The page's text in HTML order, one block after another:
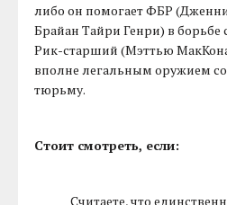
либо он помогает ФБР
Брайан Тайри Генри) в
Рик-старший (Мэттью
вполне легальным оружием со
тюрьму.
Стоит смотреть, если:
Считаете, что